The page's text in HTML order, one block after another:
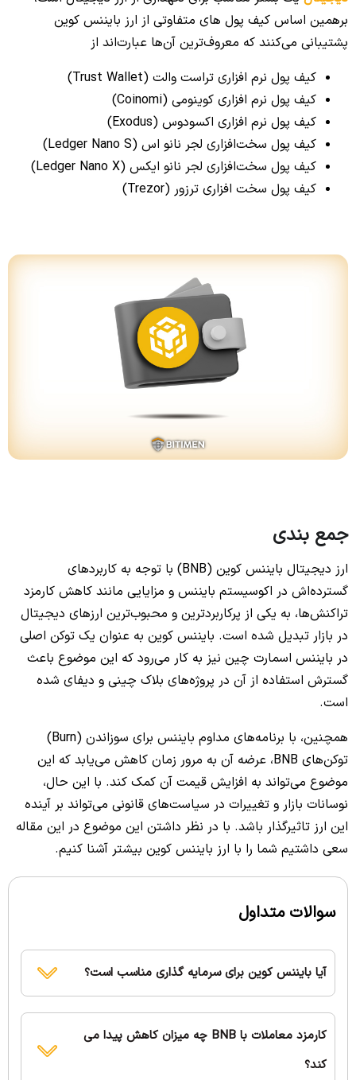
برهمین اساس کیف پول های متفاوتی از ارز بایننس کوین
پشتیبانی می‌کنند که معروف‌ترین آن‌ها عبارت‌اند از
کیف پول نرم افزاری تراست والت (Trust Wallet)
کیف پول نرم افزاری کوینومی (Coinomi)
کیف پول نرم افزاری اکسودوس (Exodus)
کیف پول سخت‌افزاری لجر نانو اس (Ledger Nano S)
کیف پول سخت‌افزاری لجر نانو ایکس (Ledger Nano X)
کیف پول سخت افزاری ترزور (Trezor)
جمع بندی
ارز دیجیتال بایننس کوین (BNB) با توجه به کاربردهای
گسترده‌اش در اکوسیستم بایننس و مزایایی مانند کاهش کارمزد
تراکنش‌ها، به یکی از پرکاربردترین و محبوب‌ترین ارزهای دیجیتال
در بازار تبدیل شده است. بایننس کوین به عنوان یک توکن اصلی
در بایننس اسمارت چین نیز به کار می‌رود که این موضوع باعث
گسترش استفاده از آن در پروژه‌های بلاک چینی و دیفای شده
است.
همچنین، با برنامه‌های مداوم بایننس برای سوزاندن (Burn)
توکن‌های BNB، عرضه آن به مرور زمان کاهش می‌یابد که این
موضوع می‌تواند به افزایش قیمت آن کمک کند. با این حال،
نوسانات بازار و تغییرات در سیاست‌های قانونی می‌تواند بر آینده
این ارز تاثیرگذار باشد. با در نظر داشتن این موضوع در این مقاله
سعی داشتیم شما را با ارز بایننس کوین بیشتر آشنا کنیم.
سوالات متداول
آیا بایننس کوین برای سرمایه گذاری مناسب است؟
کارمزد معاملات با BNB چه میزان کاهش پیدا می
کند؟